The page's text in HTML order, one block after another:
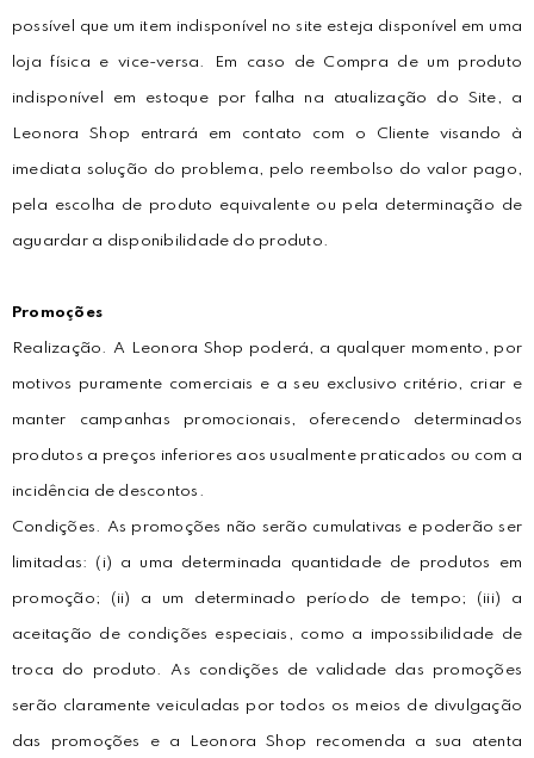
possível que um item indisponível no site esteja disponível em uma
loja física e vice-versa. Em caso de Compra de um produto
indisponível em estoque por falha na atualização do Site, a
Leonora Shop entrará em contato com o Cliente visando à
imediata solução do problema, pelo reembolso do valor pago,
pela escolha de produto equivalente ou pela determinação de
aguardar a disponibilidade do produto.
Promoções
Realização. A Leonora Shop poderá, a qualquer momento, por
motivos puramente comerciais e a seu exclusivo critério, criar e
manter campanhas promocionais, oferecendo determinados
produtos a preços inferiores aos usualmente praticados ou com a
incidência de descontos.
Condições. As promoções não serão cumulativas e poderão ser
limitadas: (i) a uma determinada quantidade de produtos em
promoção; (ii) a um determinado período de tempo; (iii) a
aceitação de condições especiais, como a impossibilidade de
troca do produto. As condições de validade das promoções
serão claramente veiculadas por todos os meios de divulgação
das promoções e a Leonora Shop recomenda a sua atenta